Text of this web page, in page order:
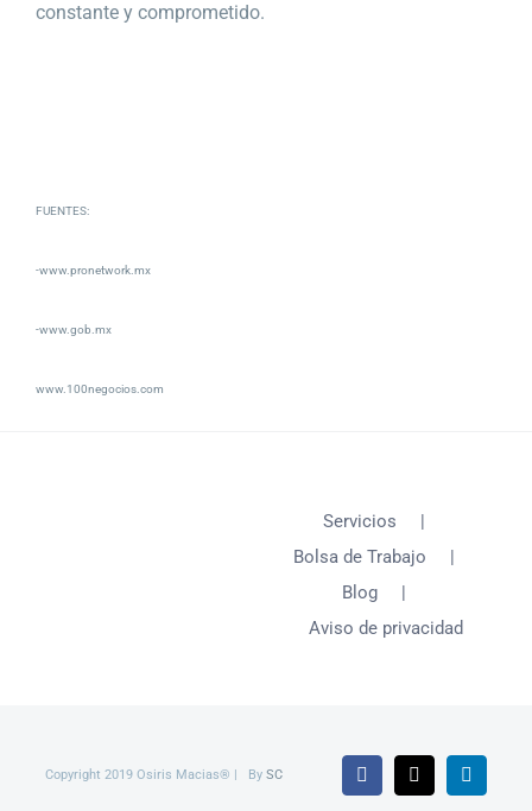
constante y comprometido.
FUENTES:
-www.pronetwork.mx
-www.gob.mx
www.100negocios.com
Servicios
Bolsa de Trabajo
Blog
Aviso de privacidad
Copyright 2019 Osiris Macias® | By SC Facebook
X